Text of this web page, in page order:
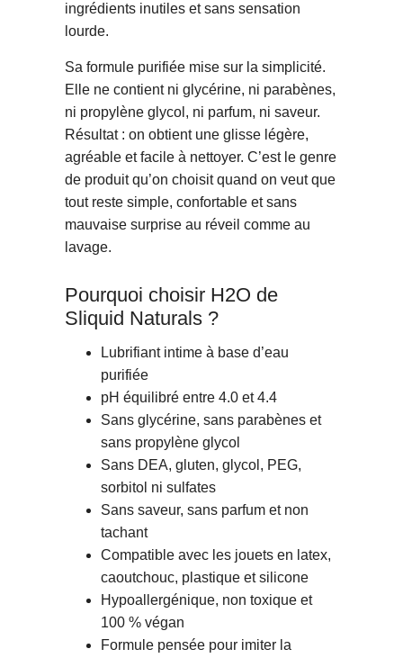
ingrédients inutiles et sans sensation
lourde.
Sa formule purifiée mise sur la simplicité.
Elle ne contient ni glycérine, ni parabènes,
ni propylène glycol, ni parfum, ni saveur.
Résultat : on obtient une glisse légère,
agréable et facile à nettoyer. C’est le genre
de produit qu’on choisit quand on veut que
tout reste simple, confortable et sans
mauvaise surprise au réveil comme au
lavage.
Pourquoi choisir H2O de
Sliquid Naturals ?
Lubrifiant intime à base d’eau
purifiée
pH équilibré entre 4.0 et 4.4
Sans glycérine, sans parabènes et
sans propylène glycol
Sans DEA, gluten, glycol, PEG,
sorbitol ni sulfates
Sans saveur, sans parfum et non
tachant
Compatible avec les jouets en latex,
caoutchouc, plastique et silicone
Hypoallergénique, non toxique et
100 % végan
Formule pensée pour imiter la